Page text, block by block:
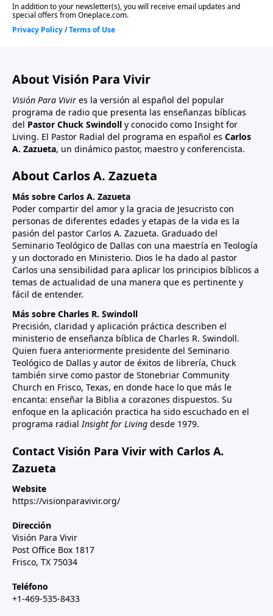
About Visión Para Vivir
Visión Para Vivir es la versión al español del popular
programa de radio que presenta las enseñanzas bíblicas
del Pastor Chuck Swindoll y conocido como Insight for
Living. El Pastor Radial del programa en español es Carlos
A. Zazueta, un dinámico pastor, maestro y conferencista.
About Carlos A. Zazueta
Más sobre Carlos A. Zazueta
Poder compartir del amor y la gracia de Jesucristo con
personas de diferentes edades y etapas de la vida es la
pasión del pastor Carlos A. Zazueta. Graduado del
Seminario Teológico de Dallas con una maestría en Teología
y un doctorado en Ministerio. Dios le ha dado al pastor
Carlos una sensibilidad para aplicar los principios bíblicos a
temas de actualidad de una manera que es pertinente y
fácil de entender.
Más sobre Charles R. Swindoll
Precisión, claridad y aplicación práctica describen el
ministerio de enseñanza bíblica de Charles R. Swindoll.
Quien fuera anteriormente presidente del Seminario
Teológico de Dallas y autor de éxitos de librería, Chuck
también sirve como pastor de Stonebriar Community
Church en Frisco, Texas, en donde hace lo que más le
encanta: enseñar la Biblia a corazones dispuestos. Su
enfoque en la aplicación practica ha sido escuchado en el
programa radialInsight for Living desde 1979.
Contact Visión Para Vivir with Carlos A.
Zazueta
Website
https://visionparavivir.org/
Dirección
Visión Para Vivir
Post Office Box 1817
Frisco, TX 75034
Teléfono
+1-469-535-8433